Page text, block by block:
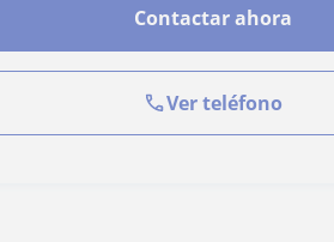
Contactar ahora
Ver teléfono